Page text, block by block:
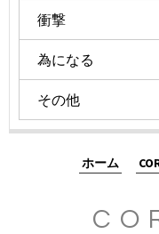
衝撃
為になる
その他
ホーム